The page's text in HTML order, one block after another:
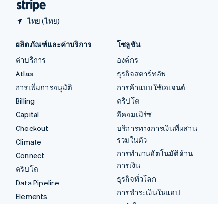
ไทย (ไทย)
ผลิตภัณฑ์และค่าบริการ
ค่าบริการ
Atlas
การเพิ่มการอนุมัติ
Billing
Capital
Checkout
Climate
Connect
คริปโต
Data Pipeline
Elements
โซลูชัน
องค์กร
ธุรกิจสตาร์ทอัพ
การค้าแบบใช้เอเจนต์
คริปโต
อีคอมเมิร์ซ
บริการทางการเงินที่ผสาน
รวมในตัว
การทำงานอัตโนมัติด้าน
การเงิน
ธุรกิจทั่วโลก
การชำระเงินในแอป